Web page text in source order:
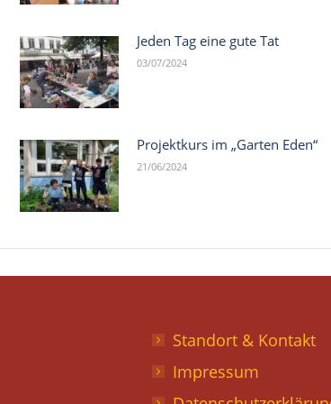
Jeden Tag eine gute Tat
03/07/2024
Projektkurs im „Garten Eden“
21/06/2024
Standort & Kontakt
Impressum